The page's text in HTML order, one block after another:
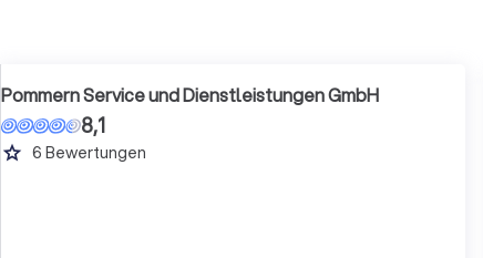
Pommern Service und Dienstleistungen GmbH
8,1
grade 6 Bewertungen